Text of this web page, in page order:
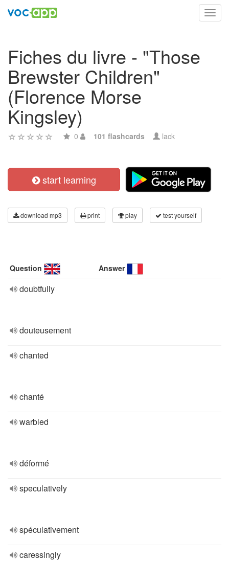
Fiches du livre - "Those
Brewster Children"
(Florence Morse
Kingsley)
0 101 flashcards lack
start learning
download mp3 print play test yourself
Question Answer
doubtfully
douteusement
chanted
chanté
warbled
déformé
speculatively
spéculativement
caressingly